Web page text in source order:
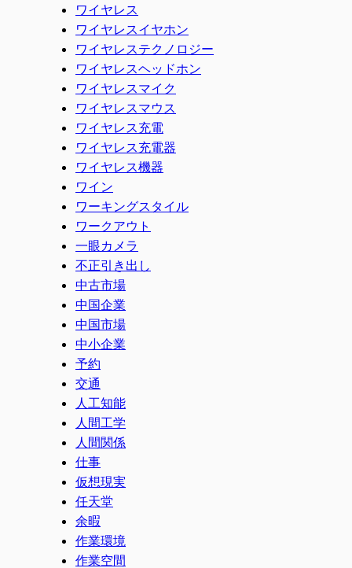
ワイヤレス
ワイヤレスイヤホン
ワイヤレステクノロジー
ワイヤレスヘッドホン
ワイヤレスマイク
ワイヤレスマウス
ワイヤレス充電
ワイヤレス充電器
ワイヤレス機器
ワイン
ワーキングスタイル
ワークアウト
一眼カメラ
不正引き出し
中古市場
中国企業
中国市場
中小企業
予約
交通
人工知能
人間工学
人間関係
仕事
仮想現実
任天堂
余暇
作業環境
作業空間